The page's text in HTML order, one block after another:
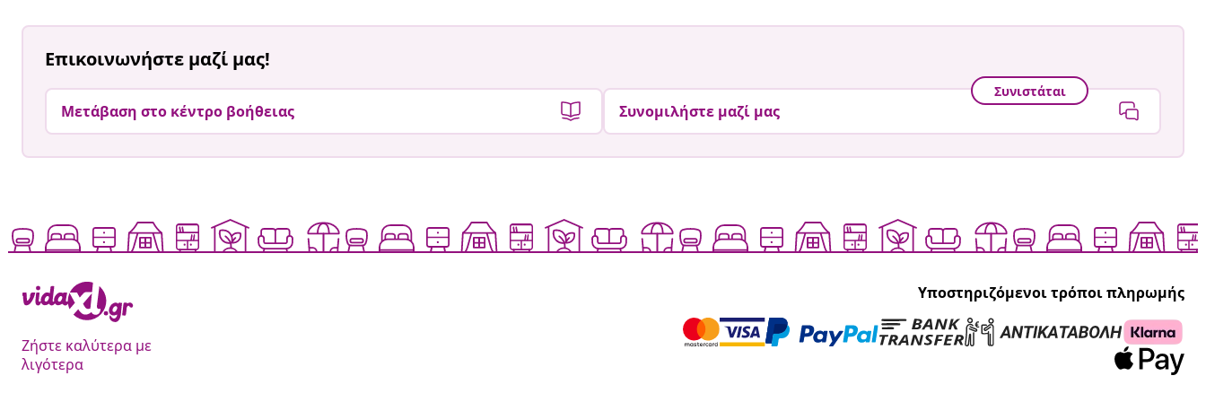
Επικοινωνήστε μαζί μας!
Μετάβαση στο κέντρο βοήθειας
Συνιστάται
Συνομιλήστε μαζί μας
Ζήστε καλύτερα με
λιγότερα
Υποστηριζόμενοι τρόποι πληρωμής